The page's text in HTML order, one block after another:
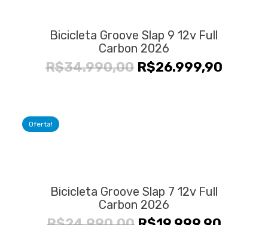
Bicicleta Groove Slap 9 12v Full
Carbon 2026
R$34.990,00 O
R$26.999,90O
Oferta!
Bicicleta Groove Slap 7 12v Full
Carbon 2026